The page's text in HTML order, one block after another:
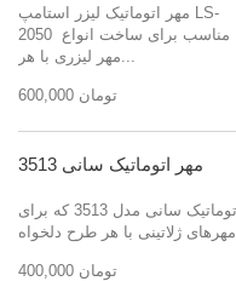
مهر اتوماتیک لیزر استامپ LS-
2050 مناسب برای ساخت انواع
مهر لیزری با هر...
600,000 تومان
مهر اتوماتیک سانی 3513
مهر اتوماتیک سانی مدل 3513 که برای
400,000 تومان